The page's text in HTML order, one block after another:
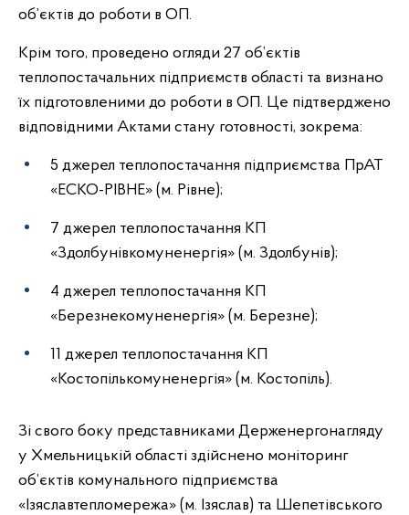
об’єктів до роботи в ОП.
Крім того, проведено огляди 27 об’єктів
теплопостачальних підприємств області та визнано
їх підготовленими до роботи в ОП. Це підтверджено
відповідними Актами стану готовності, зокрема:
5 джерел теплопостачання підприємства ПрАТ
«ЕСКО-РІВНЕ» (м. Рівне);
7 джерел теплопостачання КП
«Здолбунівкомуненергія» (м. Здолбунів);
4 джерел теплопостачання КП
«Березнекомуненергія» (м. Березне);
11 джерел теплопостачання КП
«Костопількомуненергія» (м. Костопіль).
Зі свого боку представниками Держенергонагляду
у Хмельницькій області здійснено моніторинг
об’єктів комунального підприємства
«Ізяславтепломережа» (м. Ізяслав) та Шепетівського